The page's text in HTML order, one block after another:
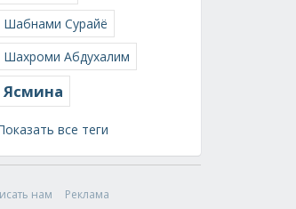
Шабнами Сурайё
Шахроми Абдухалим
Ясмина
все теги
нам
Реклама